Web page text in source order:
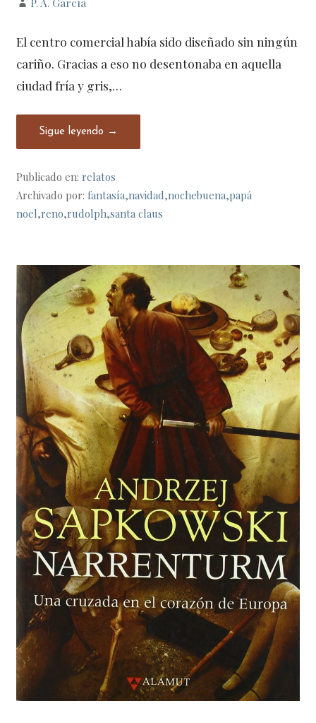
El centro comercial había sido diseñado sin ningún
cariño. Gracias a eso no desentonaba en aquella
ciudad fría y gris,…
Sigue leyendo →
Publicado en: relatos
Archivado por:fantasía,navidad,nochebuena,papá
noel,reno,rudolph,santa claus